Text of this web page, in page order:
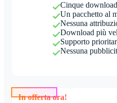
Cinque
Un pacchetto al
Nessuna
Download più
Supporto
Nessuna